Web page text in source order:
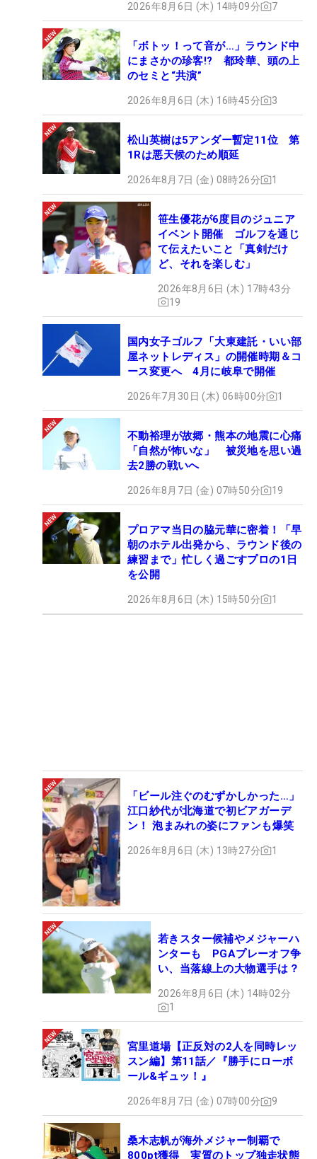
2026年8月6日 (木) 14時09分 7
「ボトッ！って音が…」ラウンド中
にまさかの珍客!? 都玲華、頭の上
のセミと“共演”
2026年8月6日 (木) 16時45分 3
松山英樹は5アンダー暫定11位 第
1Rは悪天候のため順延
2026年8月7日 (金) 08時26分 1
笹生優花が6度目のジュニア
イベント開催 ゴルフを通じ
て伝えたいこと「真剣だけ
ど、それを楽しむ」
2026年8月6日 (木) 17時43分
19
国内女子ゴルフ「大東建託・いい部
屋ネットレディス」の開催時期＆コ
ース変更へ 4月に岐阜で開催
2026年7月30日 (木) 06時00分 1
不動裕理が故郷・熊本の地震に心痛
「自然が怖いな」 被災地を思い過
去2勝の戦いへ
2026年8月7日 (金) 07時50分 19
プロアマ当日の脇元華に密着！「早
朝のホテル出発から、ラウンド後の
練習まで」忙しく過ごすプロの1日
を公開
2026年8月6日 (木) 15時50分 1
「ビール注ぐのむずかしかった…」
江口紗代が北海道で初ビアガーデ
ン！ 泡まみれの姿にファンも爆笑
2026年8月6日 (木) 13時27分 1
若きスター候補やメジャーハ
ンターも PGAプレーオフ争
い、当落線上の大物選手は？
2026年8月6日 (木) 14時02分
1
宮里道場【正反対の2人を同時レッ
スン編】第11話／『勝手にローボ
ール&ギュッ！』
2026年8月7日 (金) 07時00分 9
桑木志帆が海外メジャー制覇で
800pt獲得 実質のトップ独走状態